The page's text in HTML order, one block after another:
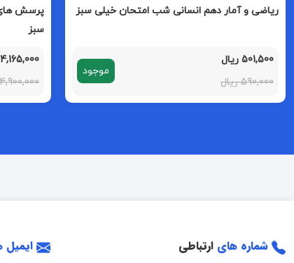
ریاضی و آمار دهم انسانی شب امتحان خیلی سبز
501,500 ریال
590,000 ریال
موجود
پرسش های
سبز
4,165,000 ریال
4,900,000 ریال
شماره های ارتباطی ایمیل